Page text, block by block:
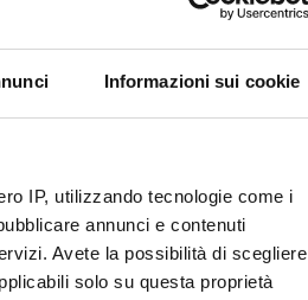
Informazioni sui cookie
IP, utilizzando tecnologie come i
annunci e contenuti
Avete la possibilità di scegliere
solo su questa proprietà